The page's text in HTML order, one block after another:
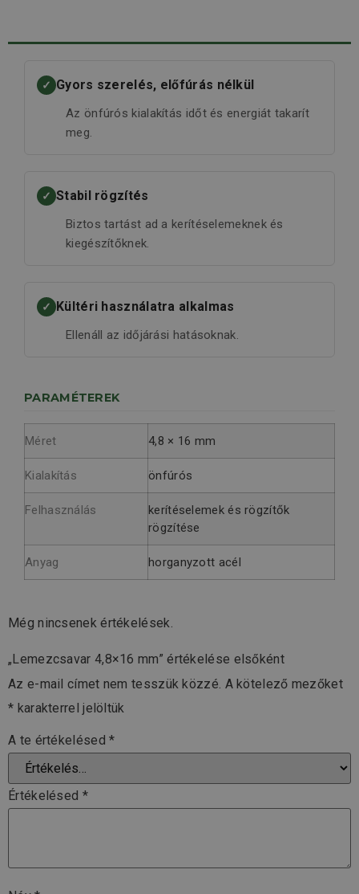
✓ Gyors szerelés, előfúrás nélkül
Az önfúrós kialakítás időt és energiát takarít
meg.
✓ Stabil rögzítés
Biztos tartást ad a kerítéselemeknek és
kiegészítőknek.
✓ Kültéri használatra alkalmas
Ellenáll az időjárási hatásoknak.
PARAMÉTEREK
Méret 4,8 × 16 mm
Kialakítás önfúrós
Felhasználás
kerítéselemek és rögzítők
rögzítése
Anyag horganyzott acél
Még nincsenek értékelések.
„Lemezcsavar 4,8×16 mm” értékelése elsőként
Az e-mail címet nem tesszük közzé. A kötelező mezőket
* karakterrel jelöltük
A te értékelésed*
Értékelésed *